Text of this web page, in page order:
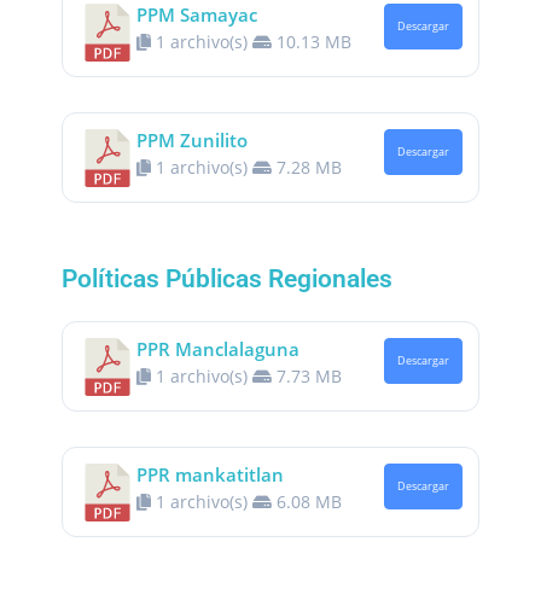
PPM Samayac
1 archivo(s) 10.13 MB
Descargar
PPM Zunilito
1 archivo(s) 7.28 MB
Descargar
Políticas Públicas Regionales
PPR Manclalaguna
1 archivo(s) 7.73 MB
Descargar
PPR mankatitlan
1 archivo(s) 6.08 MB
Descargar